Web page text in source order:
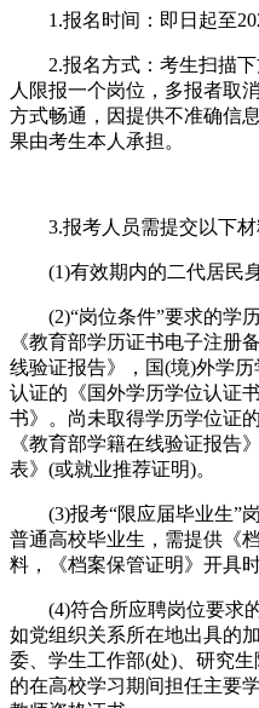
1.报名时间：即日起至
2.报名方式：考生扫描下
人限报一个岗位，多报者取
方式畅通，因提供不准确信
果由考生本人承担。
3.报考人员需提交以下材
(1)有效期内的二代居民身
(2)“岗位条件”要求的学历
《教育部学历证书电子注册
线验证报告》，国(境)外学
认证的《国外学历学位认证
书》。尚未取得学历学位证
《教育部学籍在线验证报告
表》(或就业推荐证明)。
(3)报考“限应届毕业生”岗
普通高校毕业生，需提供《
料，《档案保管证明》开具
(4)符合所应聘岗位要求的
如党组织关系所在地出具的
委、学生工作部(处)、研究
的在高校学习期间担任主要